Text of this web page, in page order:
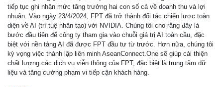
tiếp tục ghi nhận mức tăng trưởng hai con số cả về doanh thu và lợi
nhuận. Vào ngày 23/4/2024, FPT đã trở thành đối tác chiến lược toàn
diện về AI (trí tuệ nhân tạo) với NVIDIA. Chúng tôi cho rằng đây là
bước đầu tiên để công ty tham gia vào chuỗi giá trị AI toàn cầu, đặc
biệt với nền tảng AI đã được FPT đầu tư từ trước. Hơn nữa, chúng tôi
kỳ vọng việc thành lập liên minh AseanConnect.One sẽ giúp cải thiện
chất lượng các dịch vụ viễn thông của FPT, đặc biệt là trung tâm dữ
liệu và tăng cường phạm vi tiếp cận khách hàng.